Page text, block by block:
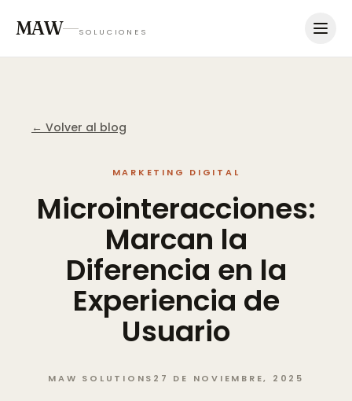
MAW SOLUCIONES
← Volver al blog
MARKETING DIGITAL
Microinteracciones:
Marcan la
Diferencia en la
Experiencia de
Usuario
MAW SOLUTIONS 27 DE NOVIEMBRE, 2025